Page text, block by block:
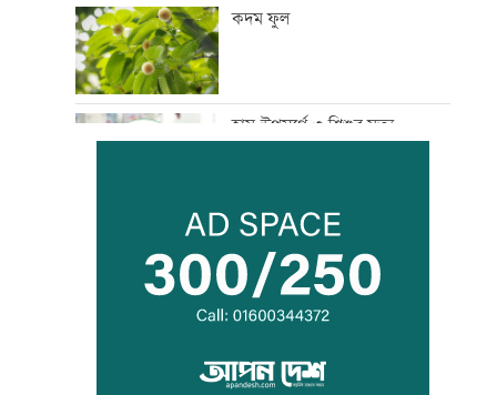
কদম ফুল
হাম উপসর্গে ৩ শিশুর মৃত্যু
সরকার গণমাধ্যমে সুস্থ-টেকসই
পরিবেশ নিশ্চিত করতে চায়:
তথ্যমন্ত্রী
টাওয়াজ শোনা যায়: স্বরাষ্ট্রমন্ত্রী